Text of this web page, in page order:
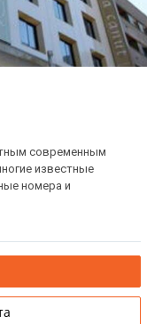
современным
известные
номера и